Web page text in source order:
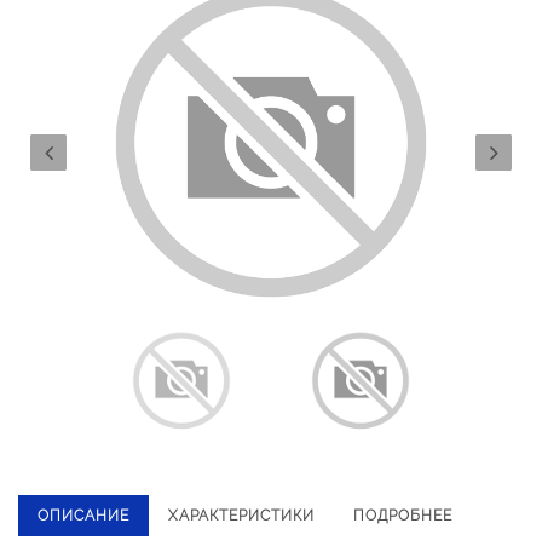
ОПИСАНИЕ ХАРАКТЕРИСТИКИ ПОДРОБНЕЕ